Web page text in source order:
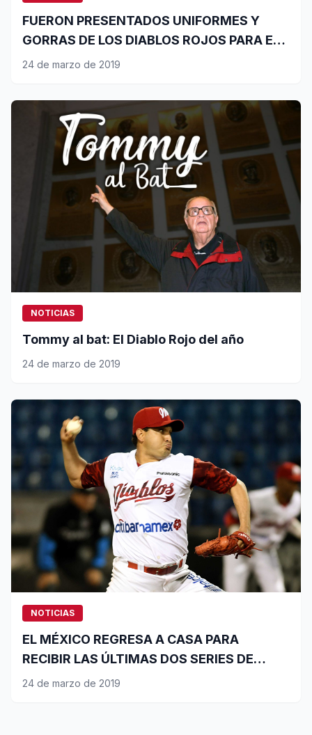
FUERON PRESENTADOS UNIFORMES Y
GORRAS DE LOS DIABLOS ROJOS PARA EL
2018
24 de marzo de 2019
NOTICIAS
Tommy al bat: El Diablo Rojo del año
24 de marzo de 2019
NOTICIAS
EL MÉXICO REGRESA A CASA PARA
RECIBIR LAS ÚLTIMAS DOS SERIES DE
LOCAL
24 de marzo de 2019